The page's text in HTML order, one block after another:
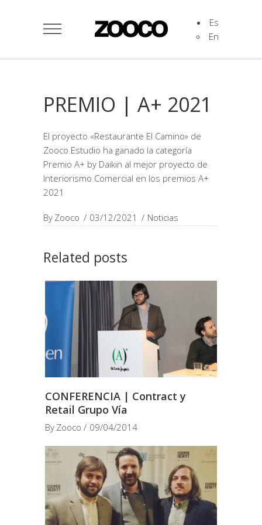
Es
En
PREMIO | A+ 2021
El proyecto «Restaurante El Camino» de
Zooco Estudio ha ganado la categoría
Premio A+ by Daikin al mejor proyecto de
Interiorismo Comercial en los premios A+
2021
By Zooco 03/12/2021 Noticias
Related posts
CONFERENCIA | Contract y
Retail Grupo Vía
By Zooco 09/04/2014